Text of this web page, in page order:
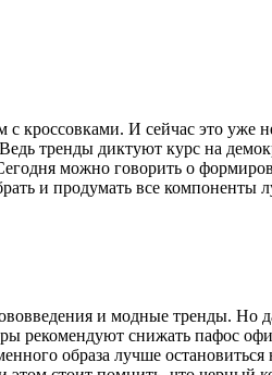
кроссовками. И сейчас это уже
тренды диктуют курс на
можно говорить о
и продумать все компоненты
и модные тренды. Но
рекомендуют снижать пафос
образа лучше